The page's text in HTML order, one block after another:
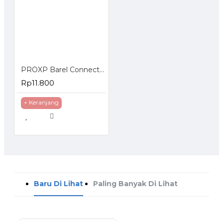
PROXP Barel Connector RJ45 Coupler 1 to 2 Port
Rp11.800
+ Keranjang
Baru Di Lihat Paling Banyak Di Lihat